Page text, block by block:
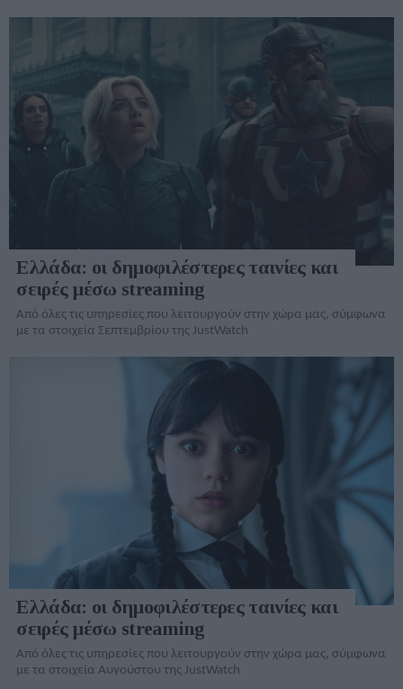
Ελλάδα: οι δημοφιλέστερες ταινίες και
σειρές μέσω streaming
Από όλες τις υπηρεσίες που λειτουργούν στην χώρα μας, σύμφωνα
με τα στοιχεία Σεπτεμβρίου της JustWatch
Ελλάδα: οι δημοφιλέστερες ταινίες και
σειρές μέσω streaming
Από όλες τις υπηρεσίες που λειτουργούν στην χώρα μας, σύμφωνα
με τα στοιχεία Αυγούστου της JustWatch